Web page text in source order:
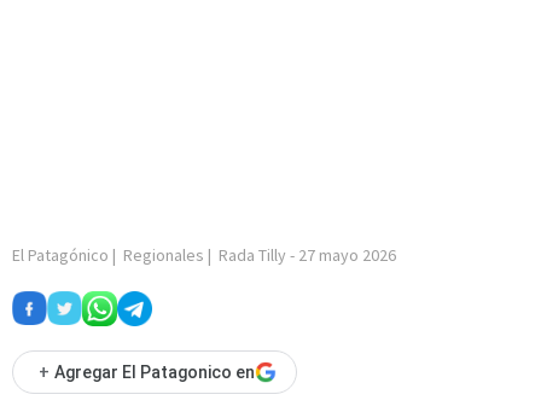
El Patagónico | Regionales | Rada Tilly - 27 mayo 2026
+ Agregar El Patagonico en